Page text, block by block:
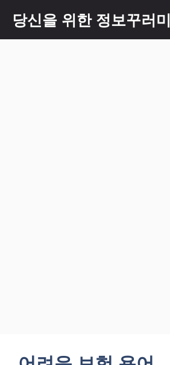
content
당신을 위한 정보꾸러미